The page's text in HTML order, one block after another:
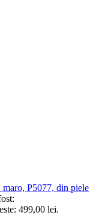
P5077, din piele
499,00 lei.